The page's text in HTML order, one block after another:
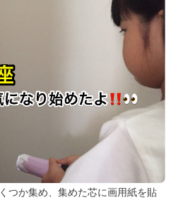
つか集め、集めた芯に画用紙を貼